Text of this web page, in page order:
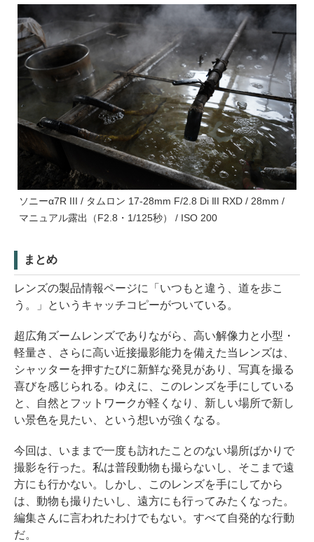
ソニーα7R III / タムロン 17-28mm F/2.8 Di III RXD / 28mm /
マニュアル露出（F2.8・1/125秒） / ISO 200
まとめ
レンズの製品情報ページに「いつもと違う、道を歩こ
う。」というキャッチコピーがついている。
超広角ズームレンズでありながら、高い解像力と小型・
軽量さ、さらに高い近接撮影能力を備えた当レンズは、
シャッターを押すたびに新鮮な発見があり、写真を撮る
喜びを感じられる。ゆえに、このレンズを手にしている
と、自然とフットワークが軽くなり、新しい場所で新し
い景色を見たい、という想いが強くなる。
今回は、いままで一度も訪れたことのない場所ばかりで
撮影を行った。私は普段動物も撮らないし、そこまで遠
方にも行かない。しかし、このレンズを手にしてから
は、動物も撮りたいし、遠方にも行ってみたくなった。
編集さんに言われたわけでもない。すべて自発的な行動
だ。